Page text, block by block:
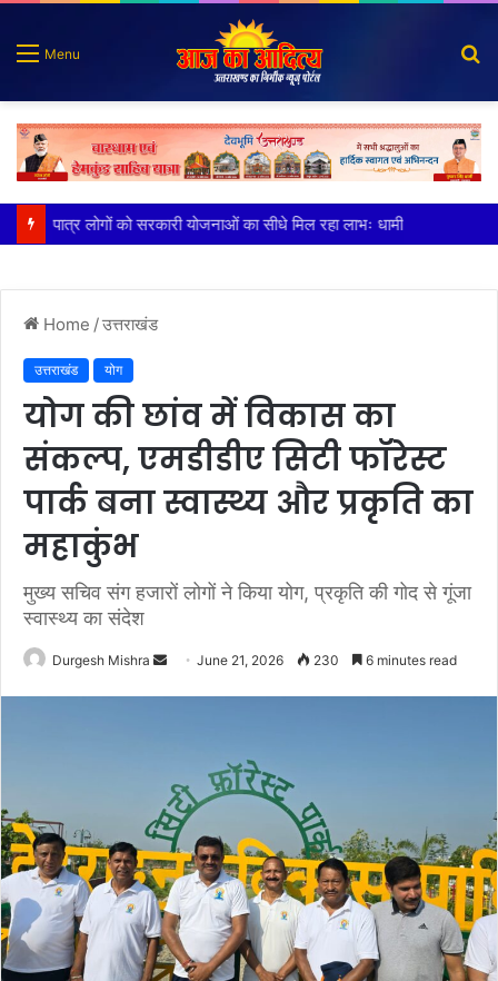
Menu
पात्र लोगों को सरकारी योजनाओं का सीधे मिल रहा लाभः धामी
Home /उत्तराखंड
उत्तराखंड योग
योग की छांव में विकास का
संकल्प, एमडीडीए सिटी फॉरेस्ट
पार्क बना स्वास्थ्य और प्रकृति का
महाकुंभ
मुख्य सचिव संग हजारों लोगों ने किया योग, प्रकृति की गोद से गूंजा
स्वास्थ्य का संदेश
Durgesh Mishra
Send June 21, 2026 230 6 minutes read